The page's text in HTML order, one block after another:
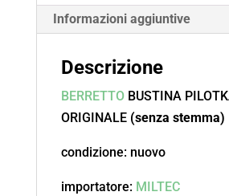
Informazioni aggiuntive
Descrizione
BERRETTOBUSTINA
ORIGINALE (senza stemma)
condizione: nuovo
importatore: MILTEC